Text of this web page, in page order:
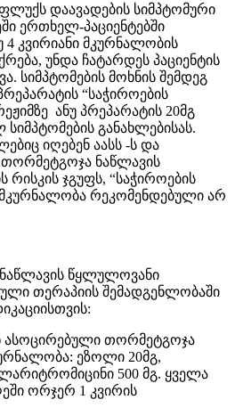
დაავადების სიმპტომური
ერთხელ-პაციენტებში
4 კვირიანი მკურნალობის
უნდა ჩატარდეს პაციენტის
სიმპტომების მოხნის შემდეგ
“საჭიროების
ანუ პრეპარატის 20მგ
განახლებისას.
იღებენ აასს -ს და
თორმეტგოჯა ნაწლავის
ჯგუფს, “საჭიროების
მკურნალობა რეკომენდებული არ
წყლულოვანი
თერაპიის შემადგენლობაში
ასოცირებული თორმეტგოჯა
ეზოლი 20მგ,
500 მგ. ყველა
ორჯერ 1 კვირის